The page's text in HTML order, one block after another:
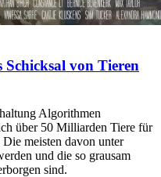
von Tieren
Algorithmen
über 50 Milliarden Tiere für
meisten davon unter
und die so grausam
sind.